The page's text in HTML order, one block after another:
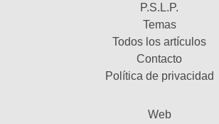
P.S.L.P.
Temas
Todos los artículos
Contacto
Política de privacidad
Web